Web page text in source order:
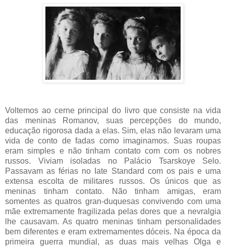
Voltemos ao cerne principal do livro que consiste na vida
das meninas Romanov, suas percepções do mundo,
educação rigorosa dada a elas. Sim, elas não levaram uma
vida de conto de fadas como imaginamos. Suas roupas
eram simples e não tinham contato com com os nobres
russos. Viviam isoladas no Palácio Tsarskoye Selo.
Passavam as férias no Iate Standard com os pais e uma
extensa escolta de militares russos. Os únicos que as
meninas tinham contato. Não tinham amigas, eram
somentes as quatros gran-duquesas convivendo com uma
mãe extremamente fragilizada pelas dores que a nevralgia
lhe causavam. As quatro meninas tinham personalidades
bem diferentes e eram extremamentes dóceis. Na época da
primeira guerra mundial, as duas mais velhas Olga e